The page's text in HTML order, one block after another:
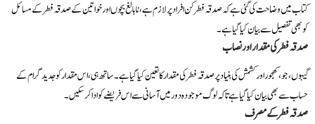
کتاب میں وضاحت کی گئی ہے کہ صدقہ فطر کن افراد پر لازم ہے، نابالغ بچوں اور خواتین کے صدقہ فطر کے مسائل
کو بھی تفصیل سے بیان کیا گیا ہے۔
صدقہ فطر کی مقدار اور نصاب
گیہوں، جو، کھجور اور کشمش کی بنیاد پر صدقہ فطر کی مقدار کا تعین کیا گیا ہے۔ ساتھ ہی، اس مقدار کو جدید گرام کے
حساب سے بھی بیان کیا گیا ہے تاکہ لوگ موجودہ دور میں آسانی سے اس فریضے کو ادا کر سکیں۔
صدقہ فطر کے مصرف